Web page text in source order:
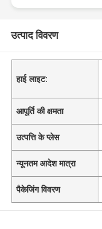
उत्पाद विवरण
हाई लाइट:
आपूर्ति की क्षमता
उत्पत्ति के प्लेस
न्यूनतम आदेश मात्रा
पैकेजिंग विवरण